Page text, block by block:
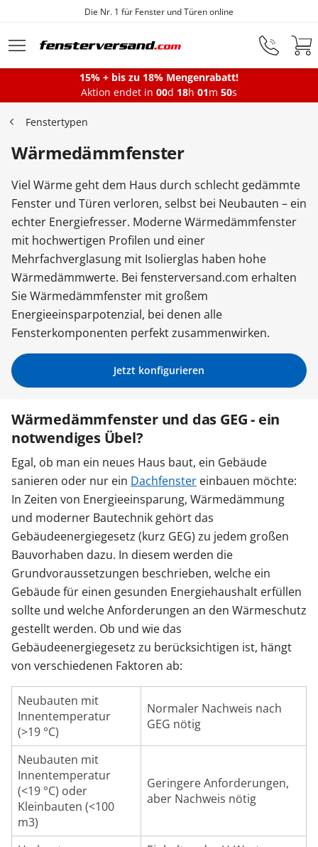
Zum Hauptinhalt springen
Fensterfabrik seit 1872
Montageservice
Fenster
Balkontüren
Terrassentüren
Haustüren
Sonnenschutz
Zäune & Tore
Garagentore
Carports
Anmelden / Registrieren
Kontakt / Hilfe
15% + bis zu 18% Mengenrabatt!
Aktion endet in 00d 18h 01m 49s
Fenstertypen
Wärmedämmfenster
Viel Wärme geht dem Haus durch schlecht gedämmte
Fenster und Türen verloren, selbst bei Neubauten – ein
echter Energiefresser. Moderne Wärmedämmfenster
mit hochwertigen Profilen und einer
Mehrfachverglasung mit Isolierglas haben hohe
Wärmedämmwerte. Bei fensterversand.com erhalten
Sie Wärmedämmfenster mit großem
Energieeinsparpotenzial, bei denen alle
Fensterkomponenten perfekt zusammenwirken.
Jetzt konfigurieren
Wärmedämmfenster und das GEG - ein
notwendiges Übel?
Egal, ob man ein neues Haus baut, ein Gebäude
sanieren oder nur ein Dachfenster einbauen möchte:
In Zeiten von Energieeinsparung, Wärmedämmung
und moderner Bautechnik gehört das
Gebäudeenergiegesetz (kurz GEG) zu jedem großen
Bauvorhaben dazu. In diesem werden die
Grundvoraussetzungen beschrieben, welche ein
Gebäude für einen gesunden Energiehaushalt erfüllen
sollte und welche Anforderungen an den Wärmeschutz
gestellt werden. Ob und wie das
Gebäudeenergiegesetz zu berücksichtigen ist, hängt
von verschiedenen Faktoren ab:
Neubauten mit
Innentemperatur
(>19 °C)
Normaler Nachweis nach
GEG nötig
Neubauten mit
Innentemperatur
(<19 °C) oder
Kleinbauten (<100
m3)
Geringere Anforderungen,
aber Nachweis nötig